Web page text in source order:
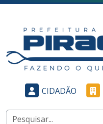
CIDADÃO